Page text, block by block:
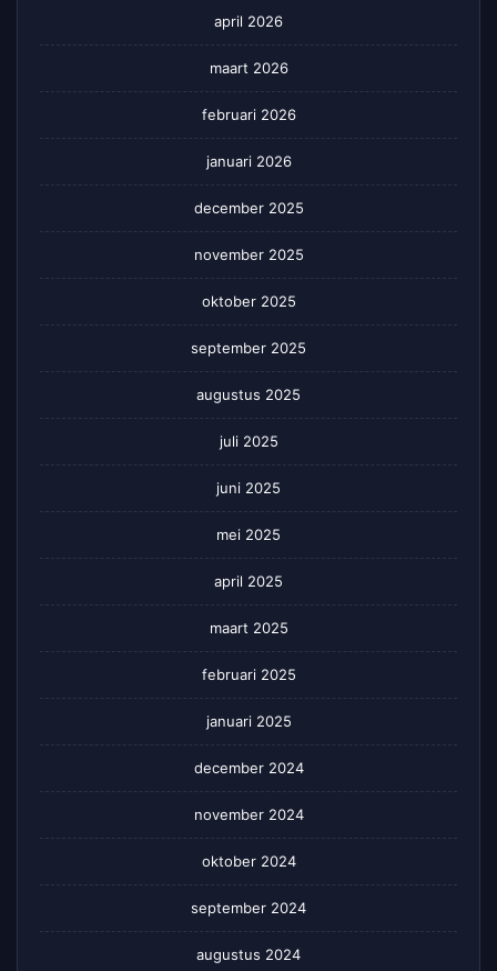
april 2026
maart 2026
februari 2026
januari 2026
december 2025
november 2025
oktober 2025
september 2025
augustus 2025
juli 2025
juni 2025
mei 2025
april 2025
maart 2025
februari 2025
januari 2025
december 2024
november 2024
oktober 2024
september 2024
augustus 2024